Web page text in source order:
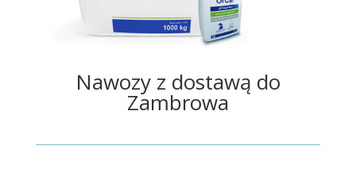
Nawozy z dostawą do
Zambrowa